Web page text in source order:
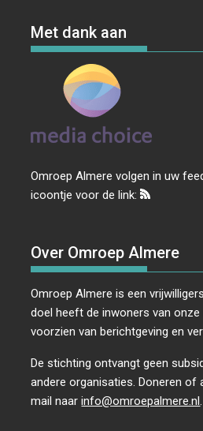
Met dank aan
Omroep Almere volgen in uw
icoontje voor de link:
Over Omroep Almere
Omroep Almere is een
doel heeft de inwoners van
voorzien van berichtgeving en
De stichting ontvangt geen
andere organisaties. Doneren of
mail naarinfo@omroepalmere.nl.